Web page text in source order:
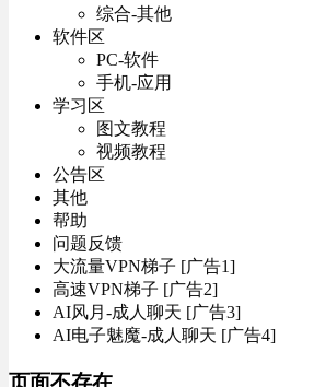
综合-其他
软件区
PC-软件
手机-应用
学习区
图文教程
视频教程
公告区
其他
帮助
问题反馈
大流量VPN梯子 [广告1]
高速VPN梯子 [广告2]
AI风月-成人聊天 [广告3]
AI电子魅魔-成人聊天 [广告4]
页面不存在